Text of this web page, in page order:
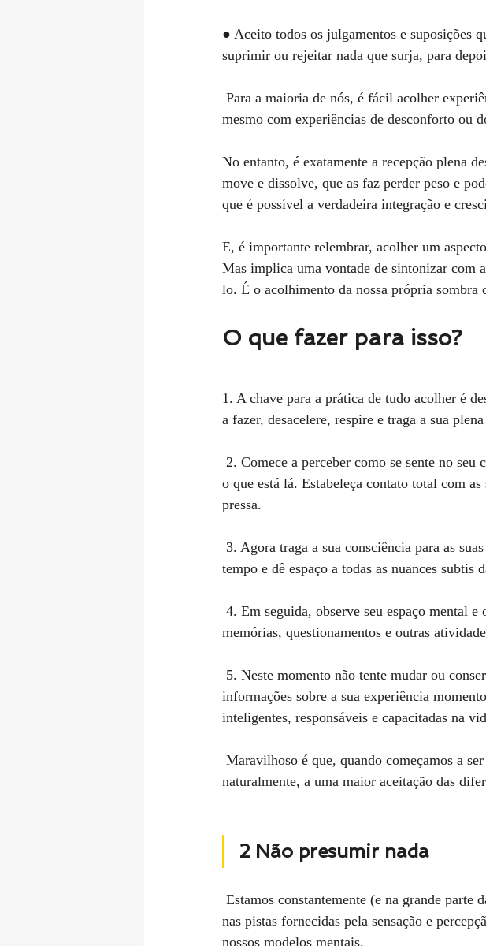
● Aceito todos os julgamentos e suposições
suprimir ou rejeitar nada que surja, para
mesmo com experiências de desconforto ou
No entanto, é exatamente a recepção plena
move e dissolve, que as faz perder peso e
que é possível a verdadeira integração e
E, é importante relembrar, acolher um
Mas implica uma vontade de sintonizar com
lo. É o acolhimento da nossa própria sombra
O que fazer para isso?
1. A chave para a prática de tudo acolher é
a fazer, desacelere, respire e traga a sua
o que está lá. Estabeleça contato total com
pressa.
tempo e dê espaço a todas as nuances subtis
memórias, questionamentos e outras
informações sobre a sua experiência
inteligentes, responsáveis e capacitadas na
naturalmente, a uma maior aceitação das
2 Não presumir nada
nas pistas fornecidas pela sensação e
nossos modelos mentais.